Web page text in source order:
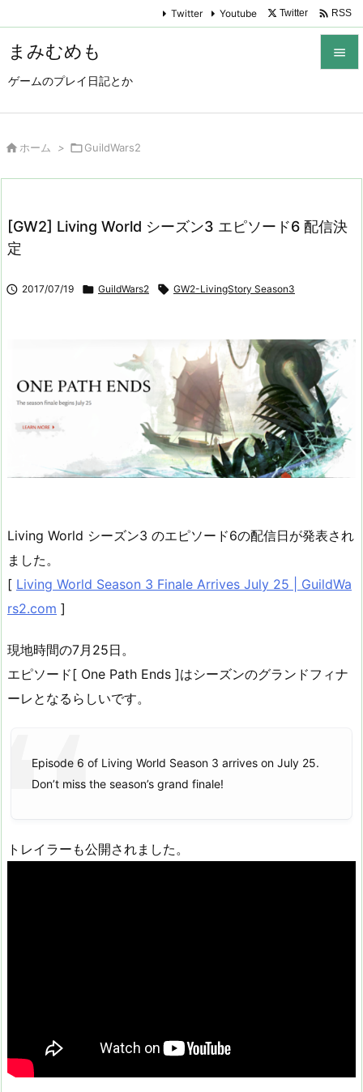
まみむめも
ゲームのプレイ日記とか

次へ
Twitter Youtube Twitter  RSS
 ホーム > GuildWars2
[GW2] Living World シーズン3 エピソード6 配信決
定
 2017/07/19  GuildWars2  GW2-LivingStory Season3
Living World シーズン3 のエピソード6の配信日が発表され
ました。
[ Living World Season 3 Finale Arrives July 25 | GuildWa
rs2.com ]
現地時間の7月25日。
エピソード[ One Path Ends ]はシーズンのグランドフィナ
ーレとなるらしいです。
Episode 6 of Living World Season 3 arrives on July 25.
Don’t miss the season’s grand finale!
トレイラーも公開されました。